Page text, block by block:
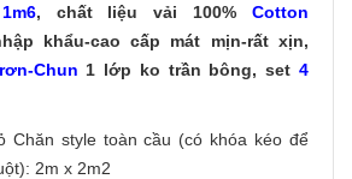
1m6, chất liệu vải 100%Cotton
khẩu-cao cấp mát mịn-rất xịn,
Chun 1 lớp ko trần bông, set4
Chăn style toàn cầu (có khóa kéo để
2m x 2m2